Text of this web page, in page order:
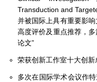
Transduction and
并被国际上具有重要影
高度评价及重点推荐，多
论文”
荣获创新工作室十大创新
多次在国际学术会议作